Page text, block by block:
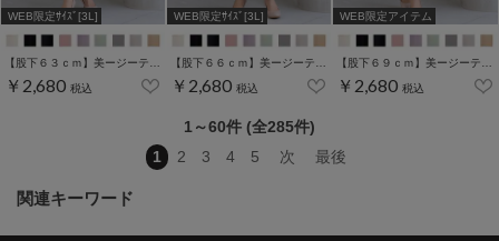
WEB限定ｻｲｽﾞ[3L]
￥2,680 税込
WEB限定ｻｲｽﾞ[3L]
￥2,680 税込
WEB限定アイテム
￥2,680 税込
1～60件 (全285件)
1
2 3 4 5 次 最後
関連キーワード